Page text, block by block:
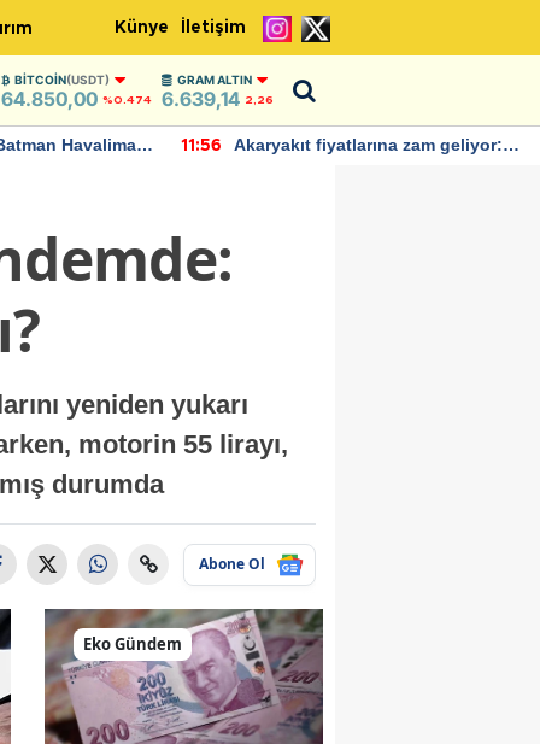
Künye İletişim
BITCOIN(USDT)
64.850,00 %0.474
GRAM ALTIN
6.639,14 2,26
Havalimanı
11:56
Akaryakıt fiyatlarına zam geliyor:
yeniden yukarı
motorin 55 lirayı,
durumda
Abone Ol
Eko Gündem